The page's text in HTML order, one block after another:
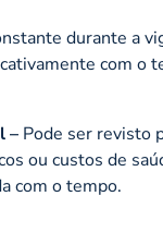
durante a
com o
– Pode ser revisto
ou custos de
com o tempo.